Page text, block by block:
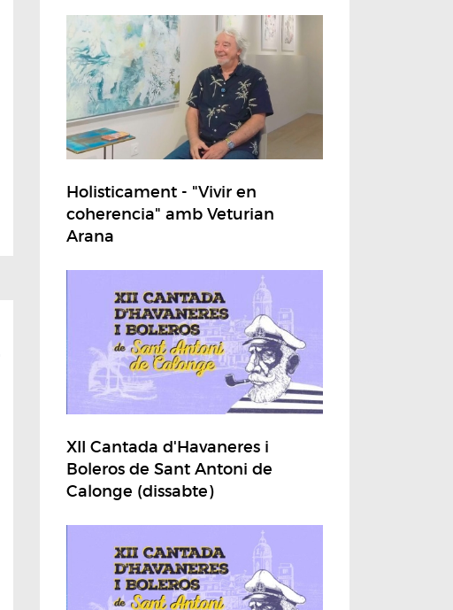
Holisticament - "Vivir en
coherencia" amb Veturian
Arana
XII Cantada d'Havaneres i
Boleros de Sant Antoni de
Calonge (dissabte)